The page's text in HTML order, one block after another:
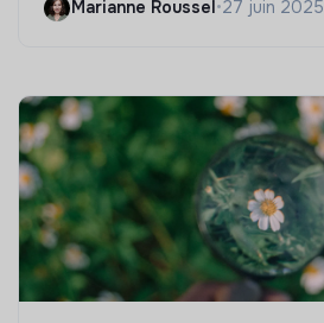
Marianne Roussel •27 juin 2025